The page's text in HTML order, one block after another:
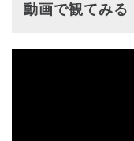
動画で観てみる